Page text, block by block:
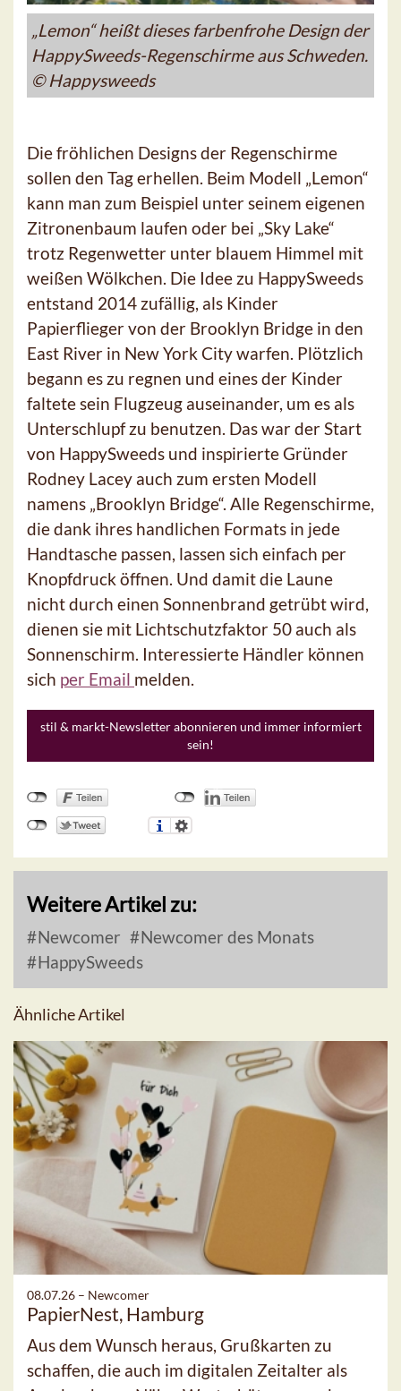
„Lemon“ heißt dieses farbenfrohe Design der
HappySweeds-Regenschirme aus Schweden.
© Happysweeds
Die fröhlichen Designs der Regenschirme
sollen den Tag erhellen. Beim Modell „Lemon“
kann man zum Beispiel unter seinem eigenen
Zitronenbaum laufen oder bei „Sky Lake“
trotz Regenwetter unter blauem Himmel mit
weißen Wölkchen. Die Idee zu HappySweeds
entstand 2014 zufällig, als Kinder
Papierflieger von der Brooklyn Bridge in den
East River in New York City warfen. Plötzlich
begann es zu regnen und eines der Kinder
faltete sein Flugzeug auseinander, um es als
Unterschlupf zu benutzen. Das war der Start
von HappySweeds und inspirierte Gründer
Rodney Lacey auch zum ersten Modell
namens „Brooklyn Bridge“. Alle Regenschirme,
die dank ihres handlichen Formats in jede
Handtasche passen, lassen sich einfach per
Knopfdruck öffnen. Und damit die Laune
nicht durch einen Sonnenbrand getrübt wird,
dienen sie mit Lichtschutzfaktor 50 auch als
Sonnenschirm. Interessierte Händler können
sich per Email melden.
stil & markt-Newsletter abonnieren und immer informiert
sein!
Weitere Artikel zu:
Newcomer
Newcomer des Monats
HappySweeds
Ähnliche Artikel
08.07.26 – Newcomer
PapierNest, Hamburg
Aus dem Wunsch heraus, Grußkarten zu
schaffen, die auch im digitalen Zeitalter als